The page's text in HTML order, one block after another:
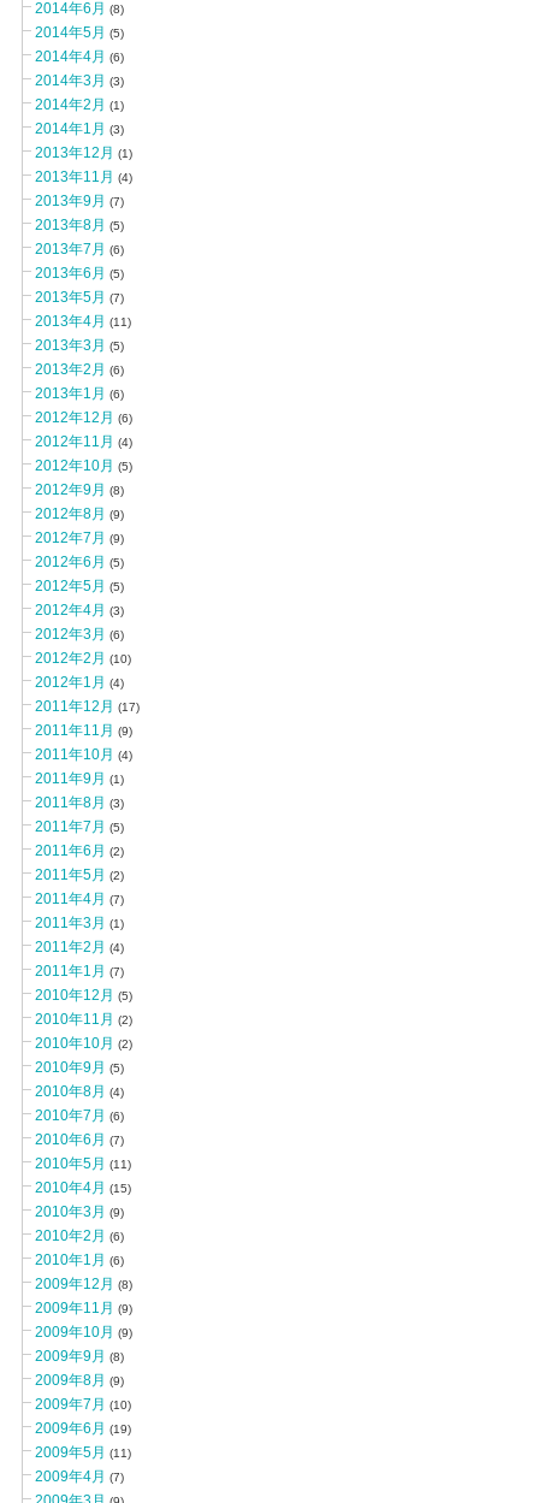
2014年6月 (8)
2014年5月 (5)
2014年4月 (6)
2014年3月 (3)
2014年2月 (1)
2014年1月 (3)
2013年12月 (1)
2013年11月 (4)
2013年9月 (7)
2013年8月 (5)
2013年7月 (6)
2013年6月 (5)
2013年5月 (7)
2013年4月 (11)
2013年3月 (5)
2013年2月 (6)
2013年1月 (6)
2012年12月 (6)
2012年11月 (4)
2012年10月 (5)
2012年9月 (8)
2012年8月 (9)
2012年7月 (9)
2012年6月 (5)
2012年5月 (5)
2012年4月 (3)
2012年3月 (6)
2012年2月 (10)
2012年1月 (4)
2011年12月 (17)
2011年11月 (9)
2011年10月 (4)
2011年9月 (1)
2011年8月 (3)
2011年7月 (5)
2011年6月 (2)
2011年5月 (2)
2011年4月 (7)
2011年3月 (1)
2011年2月 (4)
2011年1月 (7)
2010年12月 (5)
2010年11月 (2)
2010年10月 (2)
2010年9月 (5)
2010年8月 (4)
2010年7月 (6)
2010年6月 (7)
2010年5月 (11)
2010年4月 (15)
2010年3月 (9)
2010年2月 (6)
2010年1月 (6)
2009年12月 (8)
2009年11月 (9)
2009年10月 (9)
2009年9月 (8)
2009年8月 (9)
2009年7月 (10)
2009年6月 (19)
2009年5月 (11)
2009年4月 (7)